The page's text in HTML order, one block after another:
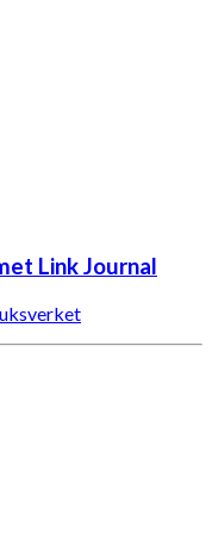
Link Journal